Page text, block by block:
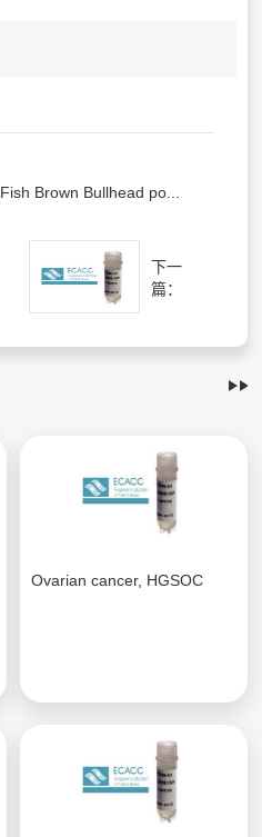
Fish Brown Bullhead po...
下一
篇：
Ovarian cancer, HGSOC